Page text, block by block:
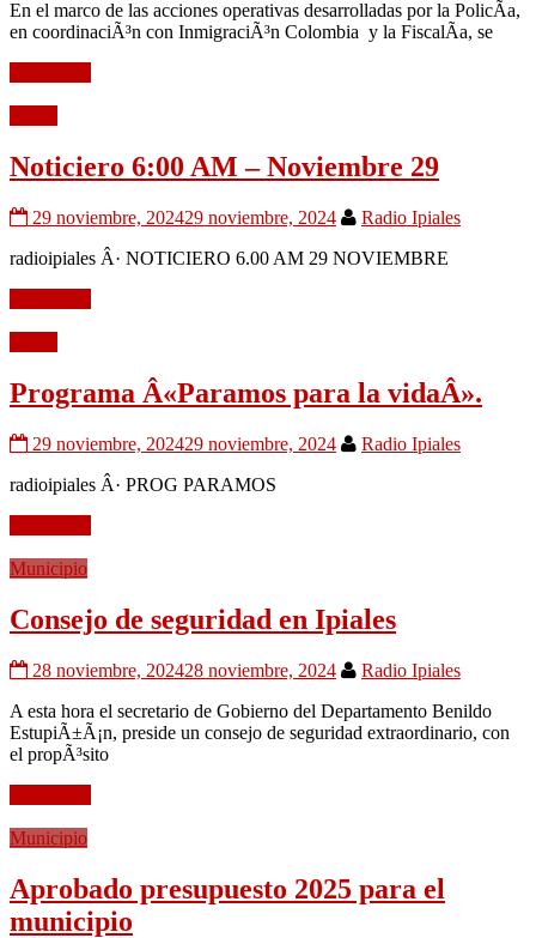
En el marco de las acciones operativas desarrolladas por la PolicÃ­a,
en coordinaciÃ³n con InmigraciÃ³n Colombia y la FiscalÃ­a, se
Noticiero 6:00 AM – Noviembre 29
29 noviembre, 202429 noviembre, 2024
Radio Ipiales
radioipiales Â· NOTICIERO 6.00 AM 29 NOVIEMBRE
Programa Â«Paramos para la vidaÂ».
29 noviembre, 202429 noviembre, 2024
Radio Ipiales
radioipiales Â· PROG PARAMOS
Municipio
Consejo de seguridad en Ipiales
28 noviembre, 202428 noviembre, 2024
Radio Ipiales
A esta hora el secretario de Gobierno del Departamento Benildo
EstupiÃ±Ã¡n, preside un consejo de seguridad extraordinario, con
el propÃ³sito
Municipio
Aprobado presupuesto 2025 para el
municipio